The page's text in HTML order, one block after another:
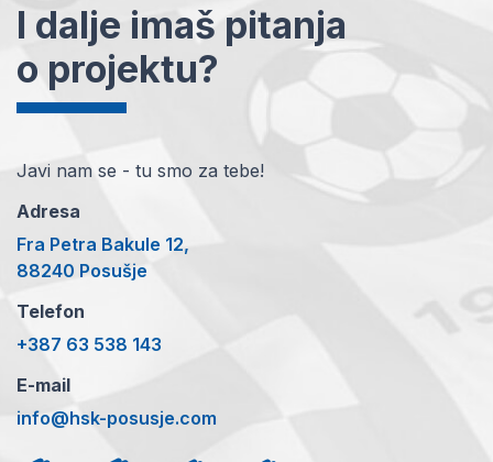
I dalje imaš pitanja
o projektu?
Javi nam se - tu smo za tebe!
Adresa
Fra Petra Bakule 12,
88240 Posušje
Telefon
+387 63 538 143
E-mail
info@hsk-posusje.com